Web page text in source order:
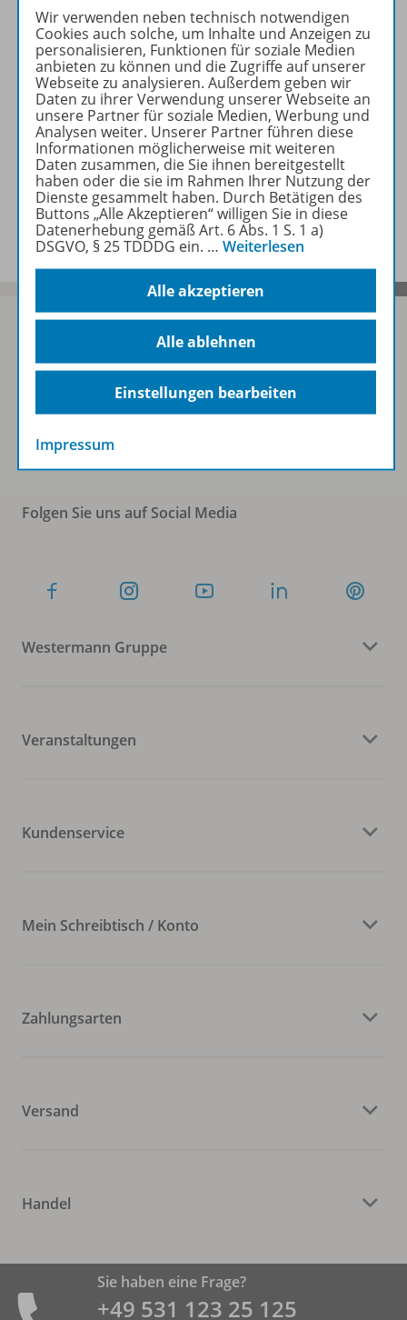
Produktinformationen
Zugehörige Produkte
Benachrichtigungs-Service
Sofort profitieren
Folgen Sie uns auf Social Media
Westermann Gruppe
Veranstaltungen
Kundenservice
Mein Schreibtisch / Konto
Zahlungsarten
Versand
Handel
Sie haben eine Frage?
+49 531 ­123 25 125
Wir verwenden neben technisch notwendigen
Cookies auch solche, um Inhalte und Anzeigen zu
personalisieren, Funktionen für soziale Medien
anbieten zu können und die Zugriffe auf unserer
Webseite zu analysieren. Außerdem geben wir
Daten zu ihrer Verwendung unserer Webseite an
unsere Partner für soziale Medien, Werbung und
Analysen weiter. Unserer Partner führen diese
Informationen möglicherweise mit weiteren
Daten zusammen, die Sie ihnen bereitgestellt
haben oder die sie im Rahmen Ihrer Nutzung der
Dienste gesammelt haben. Durch Betätigen des
Buttons „Alle Akzeptieren“ willigen Sie in diese
Datenerhebung gemäß Art. 6 Abs. 1 S. 1 a)
DSGVO, § 25 TDDDG ein. … Weiterlesen
Alle akzeptieren
Alle ablehnen
Einstellungen bearbeiten
Impressum